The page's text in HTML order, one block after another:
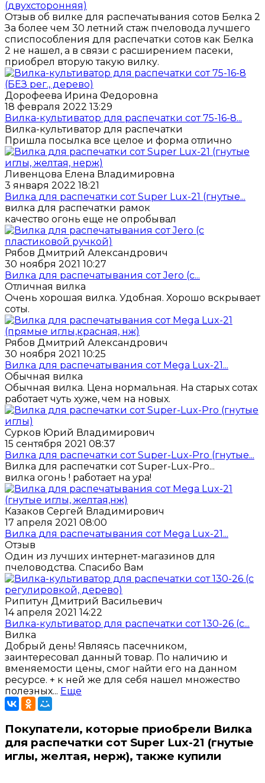
(двухсторонняя)
Отзыв об вилке для распечатывания сотов Белка 2
За более чем 30 летний стаж пчеловода лучшего
списпособления для распечатки сотов как Белка
2 не нашел, а в связи с расширением пасеки,
приобрел вторую такую вилку.
Дорофеева Ирина Федоровна
18 февраля 2022 13:29
Вилка-культиватор для распечатки сот 75-16-8...
Вилка-культиватор для распечатки
Пришла посылка все целое и форма отлично
Ливенцова Елена Владимировна
3 января 2022 18:21
Вилка для распечатки сот Super Lux-21 (гнутые...
вилка для распечатки рамок
качество огонь еще не опробывал
Рябов Дмитрий Александрович
30 ноября 2021 10:27
Вилка для распечатывания сот Jero (с...
Отличная вилка
Очень хорошая вилка. Удобная. Хорошо вскрывает
соты.
Рябов Дмитрий Александрович
30 ноября 2021 10:25
Вилка для распечатывания сот Mega Lux-21...
Обычная вилка
Обычная вилка. Цена нормальная. На старых сотах
работает чуть хуже, чем на новых.
Сурков Юрий Владимирович
15 сентября 2021 08:37
Вилка для распечатки сот Super-Lux-Pro (гнутые...
Вилка для распечатки сот Super-Lux-Pro...
вилка огонь ! работает на ура!
Казаков Сергей Владимирович
17 апреля 2021 08:00
Вилка для распечатывания сот Mega Lux-21...
Отзыв
Один из лучших интернет-магазинов для
пчеловодства. Спасибо Вам
Рипитун Дмитрий Васильевич
14 апреля 2021 14:22
Вилка-культиватор для распечатки сот 130-26 (с...
Вилка
Добрый день! Являясь пасечником,
заинтересовал данный товар. По наличию и
вменяемости цены, смог найти его на данном
ресурсе. + к ней же для себя нашел множество
полезных... Еще
Покупатели, которые приобрели Вилка
для распечатки сот Super Lux-21 (гнутые
иглы, желтая, нерж), также купили